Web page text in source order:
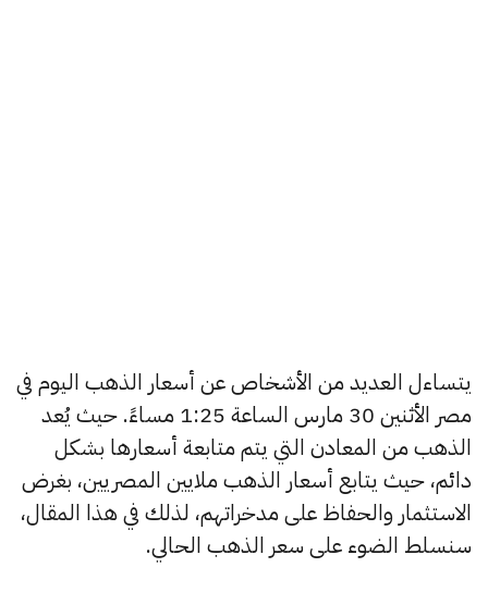
يتساءل العديد من الأشخاص عن أسعار الذهب اليوم في
مصر الأثنين 30 مارس الساعة 1:25 مساءً. حيث يُعد
الذهب من المعادن التي يتم متابعة أسعارها بشكل
دائم، حيث يتابع أسعار الذهب ملايين المصريين، بغرض
الاستثمار والحفاظ على مدخراتهم، لذلك في هذا المقال،
سنسلط الضوء على سعر الذهب الحالي.